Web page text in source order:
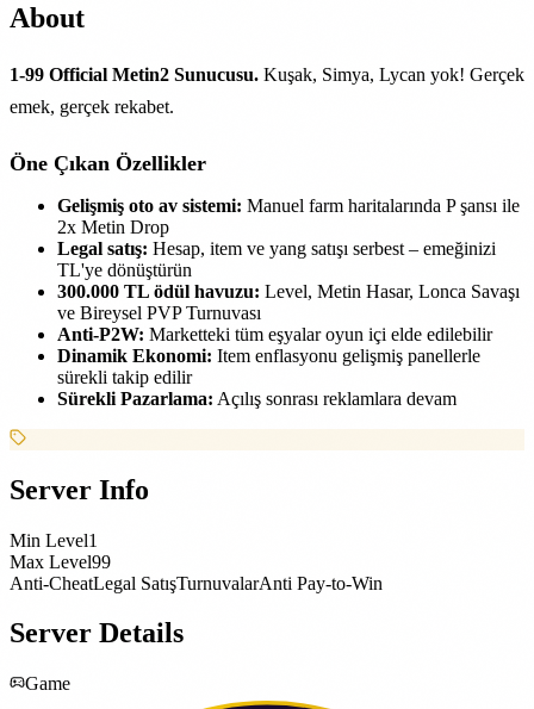
About
1-99 Official Metin2 Sunucusu. Kuşak, Simya, Lycan yok! Gerçek
emek, gerçek rekabet.
Öne Çıkan Özellikler
Gelişmiş oto av sistemi: Manuel farm haritalarında P şansı ile
2x Metin Drop
Legal satış: Hesap, item ve yang satışı serbest – emeğinizi
TL'ye dönüştürün
300.000 TL ödül havuzu: Level, Metin Hasar, Lonca Savaşı
ve Bireysel PVP Turnuvası
Anti-P2W: Marketteki tüm eşyalar oyun içi elde edilebilir
Dinamik Ekonomi: Item enflasyonu gelişmiş panellerle
sürekli takip edilir
Sürekli Pazarlama: Açılış sonrası reklamlara devam
Server Info
Min Level1
Max Level99
Anti-CheatLegal SatışTurnuvalarAnti Pay-to-Win
Server Details
Game